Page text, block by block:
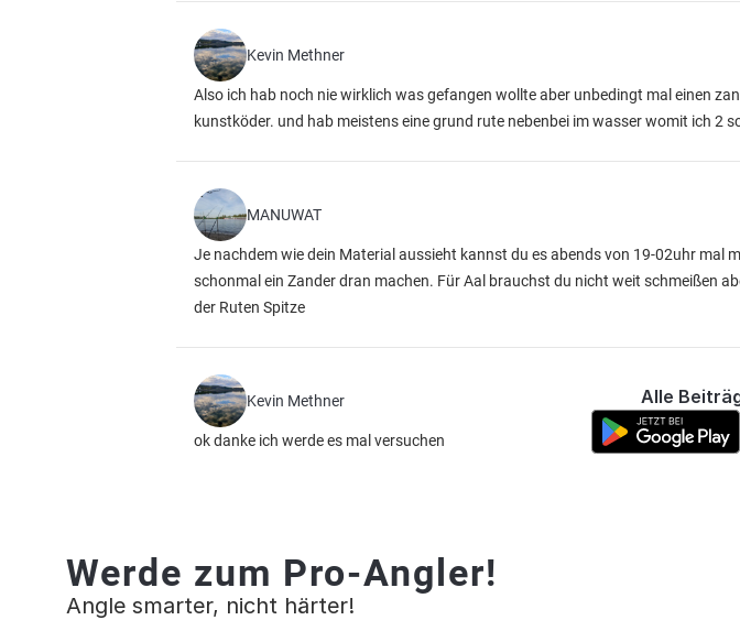
Kevin Methner
Also ich hab noch nie wirklich was gefangen wollte aber unbedingt mal einen
kunstköder. und hab meistens eine grund rute nebenbei im wasser womit ich 2
MANUWAT
Je nachdem wie dein Material aussieht kannst du es abends von 19-02uhr mal
schonmal ein Zander dran machen. Für Aal brauchst du nicht weit schmeißen
der Ruten Spitze
Kevin Methner
ok danke ich werde es mal versuchen
Alle
Werde zum Pro-Angler!
Angle smarter, nicht härter!